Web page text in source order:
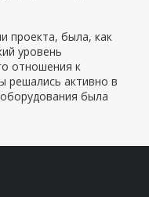
проекта, была, как
уровень
отношения к
решались активно в
была